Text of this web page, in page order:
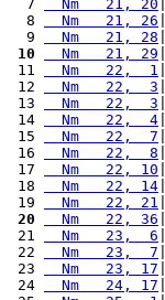
  7
  Nm   21, 20
  8
  Nm   21, 26
  9
  Nm   21, 28
10
  Nm   21, 29
11
  Nm   22,  1
12
  Nm   22,  3
13
  Nm   22,  3
14
  Nm   22,  4
15
  Nm   22,  7
16
  Nm   22,  8
17
  Nm   22, 10
18
  Nm   22, 14
19
  Nm   22, 21
20
  Nm   22, 36
21
  Nm   23,  6
22
  Nm   23,  7
23
  Nm   23, 17
24
  Nm   24, 17